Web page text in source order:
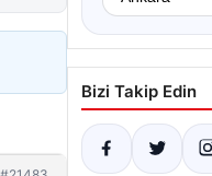
Bizi Takip Edin